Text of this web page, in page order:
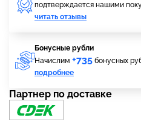
подтверждается нашими
читать отзывы
Бонусные рубли
Начислим +735 бонусных
подробнее
Партнер по доставке